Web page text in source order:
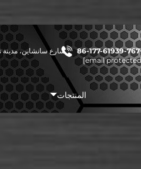
شارع سانشاين،
المنتجات